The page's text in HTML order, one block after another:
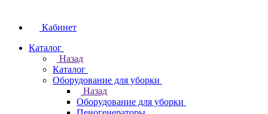
Кабинет
Каталог
Назад
Каталог
Оборудование для уборки
Назад
Оборудование для уборки